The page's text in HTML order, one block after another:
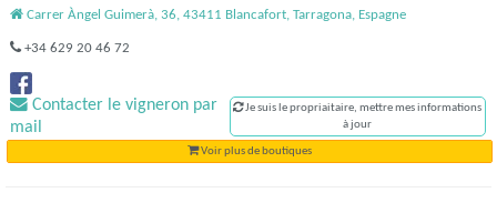
Carrer Àngel Guimerà, 36, 43411 Blancafort, Tarragona, Espagne
+34 629 20 46 72
Contacter le vigneron par
mail
Je suis le propriaitaire, mettre mes informations
à jour
Voir plus de boutiques